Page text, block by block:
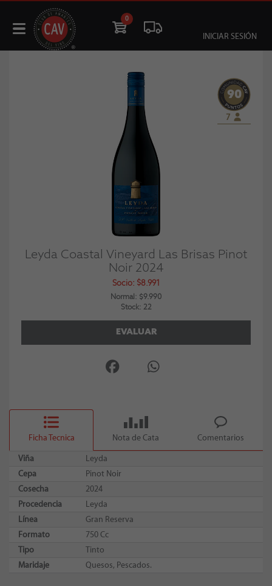
0
INICIAR SESIÓN
90
7
Leyda Coastal Vineyard Las Brisas Pinot
Noir 2024
Socio: $8.991
Normal: $9.990
Stock: 22
EVALUAR
Ficha Tecnica Nota de Cata Comentarios
Viña
Leyda
Cepa
Pinot Noir
Cosecha
2024
Procedencia
Leyda
Línea
Gran Reserva
Formato
750 Cc
Tipo
Tinto
Maridaje
Quesos, Pescados.